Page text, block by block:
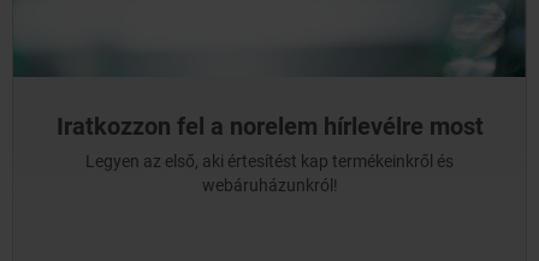
Iratkozzon fel a norelem hírlevélre most
Legyen az első, aki értesítést kap termékeinkről és
webáruházunkról!